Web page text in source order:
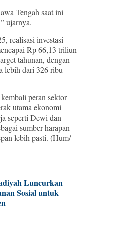
Tengah saat ini
ujarnya.
realisasi investasi
Rp 66,13 triliun
tahunan, dengan
lebih dari 326 ribu
peran sektor
utama ekonomi
seperti Dewi dan
sumber harapan
lebih pasti. (Hum/
Luncurkan
Sosial untuk